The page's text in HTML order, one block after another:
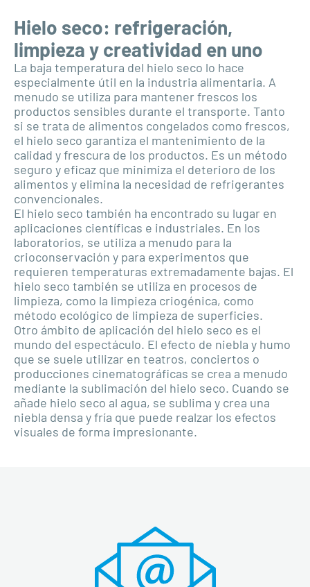
Hielo seco: refrigeración,
limpieza y creatividad en uno
La baja temperatura del hielo seco lo hace
especialmente útil en la industria alimentaria. A
menudo se utiliza para mantener frescos los
productos sensibles durante el transporte. Tanto
si se trata de alimentos congelados como frescos,
el hielo seco garantiza el mantenimiento de la
calidad y frescura de los productos. Es un método
seguro y eficaz que minimiza el deterioro de los
alimentos y elimina la necesidad de refrigerantes
convencionales.
El hielo seco también ha encontrado su lugar en
aplicaciones científicas e industriales. En los
laboratorios, se utiliza a menudo para la
crioconservación y para experimentos que
requieren temperaturas extremadamente bajas. El
hielo seco también se utiliza en procesos de
limpieza, como la limpieza criogénica, como
método ecológico de limpieza de superficies.
Otro ámbito de aplicación del hielo seco es el
mundo del espectáculo. El efecto de niebla y humo
que se suele utilizar en teatros, conciertos o
producciones cinematográficas se crea a menudo
mediante la sublimación del hielo seco. Cuando se
añade hielo seco al agua, se sublima y crea una
niebla densa y fría que puede realzar los efectos
visuales de forma impresionante.